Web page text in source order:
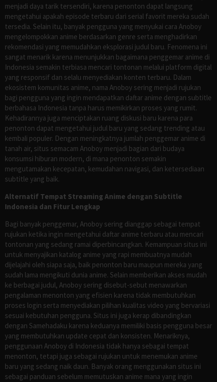
menjadi daya tarik tersendiri, karena penonton dapat langsung
mengetahui apakah episode terbaru dari serial favorit mereka sudah
tersedia. Selain itu, banyak pengguna yang menyukai cara Anoboy
mengelompokkan anime berdasarkan genre serta menghadirkan
rekomendasi yang memudahkan eksplorasi judul baru. Fenomena ini
sangat menarik karena menunjukkan bagaimana penggemar anime di
Indonesia semakin terbiasa mencari tontonan melalui platform digital
yang responsif dan selalu menyediakan konten terbaru. Dalam
ekosistem komunitas anime, nama Anoboy sering menjadi rujukan
bagi pengguna yang ingin mendapatkan daftar anime dengan subtitle
berbahasa Indonesia tanpa harus memikirkan proses yang rumit.
Kehadirannya juga menciptakan ruang diskusi baru karena para
penonton dapat mengetahui judul baru yang sedang trending atau
kembali populer. Dengan meningkatnya jumlah penggemar anime di
tanah air, situs semacam Anoboy menjadi bagian dari budaya
konsumsi hiburan modern, di mana penonton semakin
mengutamakan kecepatan, kemudahan navigasi, dan ketersediaan
subtitle yang baik.
Alternatif Tempat Streaming Anime dengan Subtitle
Indonesia dan Fitur Lengkap
Bagi banyak penggemar, Anoboy sering dianggap sebagai tempat
rujukan ketika ingin mengetahui daftar anime terbaru atau mencari
tontonan yang sedang ramai diperbincangkan. Kemampuan situs ini
untuk menyajikan katalog anime yang rapi membuatnya mudah
dijelajahi oleh siapa saja, baik penonton baru maupun mereka yang
sudah lama mengikuti dunia anime. Selain memberikan akses mudah
ke berbagai judul, Anoboy sering disebut-sebut menawarkan
pengalaman menonton yang efisien karena tidak membutuhkan
proses login serta menyediakan pilihan kualitas video yang bervariasi
sesuai kebutuhan pengguna. Situs ini juga kerap dibandingkan
dengan Samehadaku karena keduanya memiliki basis pengguna besar
yang membutuhkan update cepat dan konsisten. Menariknya,
penggunaan Anoboy di Indonesia tidak hanya sebagai tempat
menonton, tetapi juga sebagai rujukan untuk menemukan anime
baru yang sedang naik daun. Banyak orang menggunakan situs ini
sebagai panduan sebelum memutuskan anime mana yang ingin